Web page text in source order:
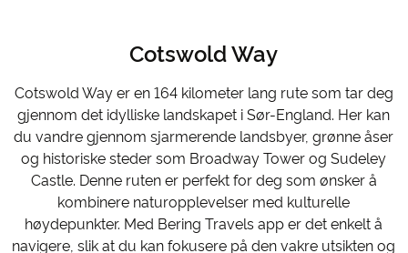
Cotswold Way
Cotswold Way er en 164 kilometer lang rute som tar deg
gjennom det idylliske landskapet i Sør-England. Her kan
du vandre gjennom sjarmerende landsbyer, grønne åser
og historiske steder som Broadway Tower og Sudeley
Castle. Denne ruten er perfekt for deg som ønsker å
kombinere naturopplevelser med kulturelle
høydepunkter. Med Bering Travels app er det enkelt å
navigere, slik at du kan fokusere på den vakre utsikten og